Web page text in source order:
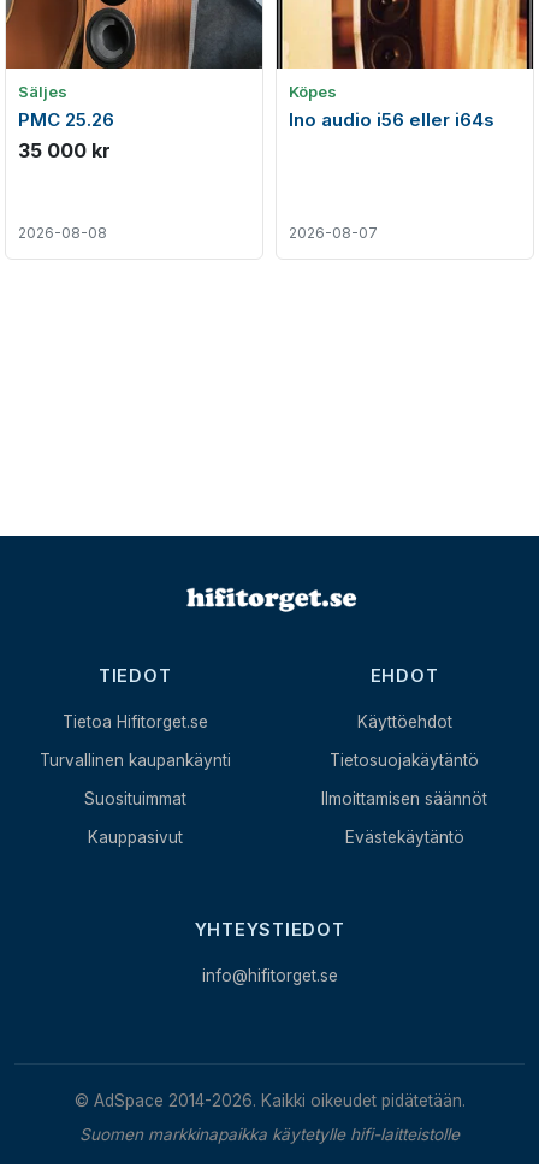
Säljes
PMC 25.26
35 000 kr
2026-08-08
Köpes
Ino audio i56 eller i64s
2026-08-07
TIEDOT
Tietoa Hifitorget.se
Turvallinen kaupankäynti
Suosituimmat
Kauppasivut
EHDOT
Käyttöehdot
Tietosuojakäytäntö
Ilmoittamisen säännöt
Evästekäytäntö
YHTEYSTIEDOT
info@hifitorget.se
© AdSpace 2014-2026. Kaikki oikeudet pidätetään.
Suomen markkinapaikka käytetylle hifi-laitteistolle